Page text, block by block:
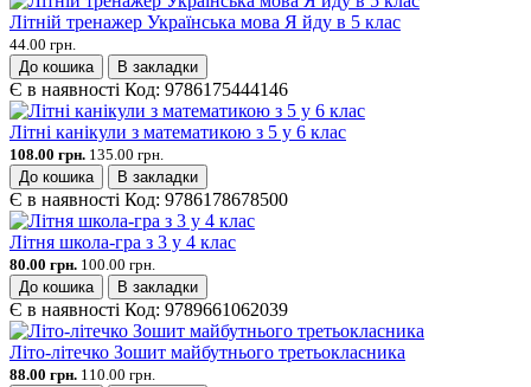
Літній тренажер Українська мова Я йду в 5 клас
44.00 грн.
До кошика
В закладки
Є в наявності Код: 9786175444146
Літні канікули з математикою з 5 у 6 клас
108.00 грн. 135.00 грн.
До кошика
В закладки
Є в наявності Код: 9786178678500
Літня школа-гра з 3 у 4 клас
80.00 грн. 100.00 грн.
До кошика
В закладки
Є в наявності Код: 9789661062039
Літо-літечко Зошит майбутнього третьокласника
88.00 грн. 110.00 грн.